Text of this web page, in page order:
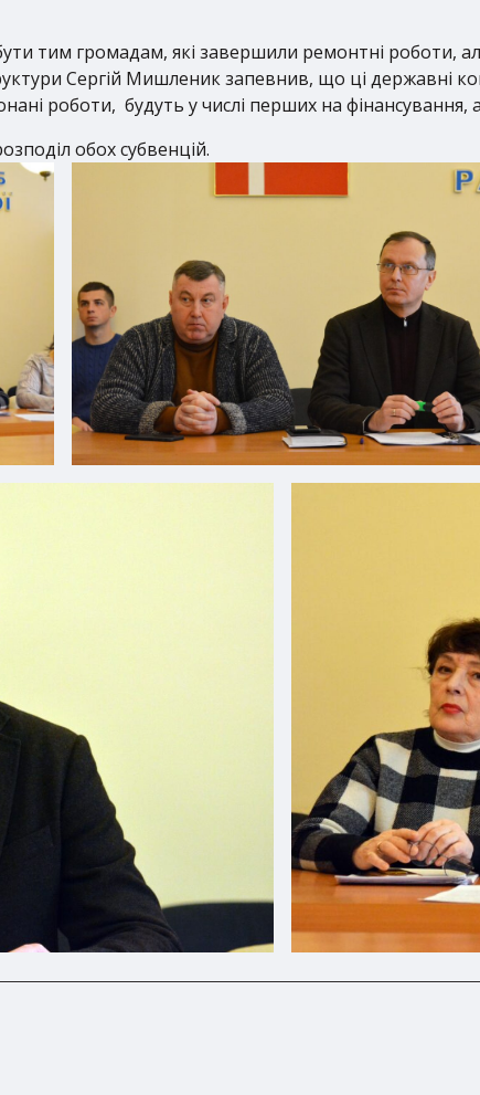
тим громадам, які завершили ремонтні роботи,
Сергій Мишленик запевнив, що ці державні
роботи, будуть у числі перших на фінансування,
обох субвенцій.